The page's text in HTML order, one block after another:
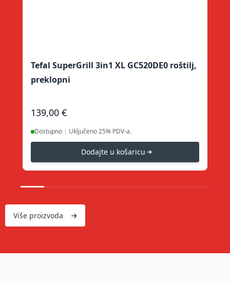
Tefal SuperGrill 3in1 XL GC520DE0 roštilj,
preklopni
139,00 €
Dostupno | Uključeno 25% PDV-a.
Dodajte u košaricu
Više proizvoda